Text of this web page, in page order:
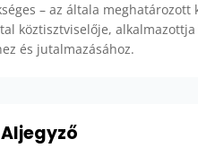
– az általa
köztisztviselője,
és jutalmazásához.